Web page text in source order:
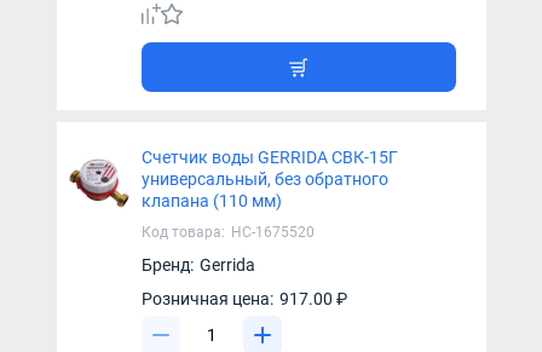
Счетчик воды GERRIDA СВК-15Г
универсальный, без обратного
клапана (110 мм)
Код товара: НС-1675520
Бренд: Gerrida
Розничная цена: 917.00 ₽